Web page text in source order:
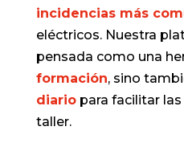
incidencias más
eléctricos. Nuestra
pensada como una
formación, sino
diariopara facilitar las
taller.